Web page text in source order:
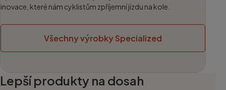
inovace, které nám cyklistům zpříjemní jízdu na kole.
Všechny výrobky Specialized
Lepší produkty na dosah